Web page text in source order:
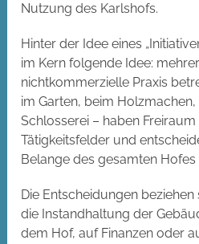
Nutzung des Karlshofs.
Hinter der Idee eines
im Kern folgende Idee:
nichtkommerzielle Praxis
im Garten, beim
Schlosserei – haben
Tätigkeitsfelder und
Belange des gesamten
Die Entscheidungen
die Instandhaltung der
dem Hof, auf Finanzen oder